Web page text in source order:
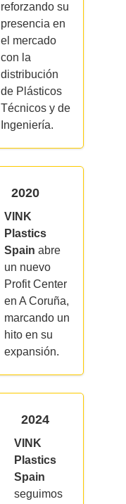
reforzando su
presencia en
el mercado
con la
distribución
de Plásticos
Técnicos y de
Ingeniería.
2020
VINK
Plastics
Spain abre
un nuevo
Profit Center
en A Coruña,
marcando un
hito en su
expansión.
2024
VINK
Plastics
Spain
seguimos